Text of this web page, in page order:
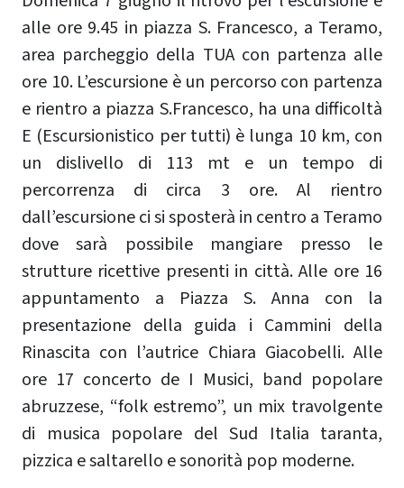
alle ore 9.45 in piazza S. Francesco, a Teramo,
area parcheggio della TUA con partenza alle
ore 10. L’escursione è un percorso con partenza
e rientro a piazza S.Francesco, ha una difficoltà
E (Escursionistico per tutti) è lunga 10 km, con
un dislivello di 113 mt e un tempo di
percorrenza di circa 3 ore. Al rientro
dall’escursione ci si sposterà in centro a Teramo
dove sarà possibile mangiare presso le
strutture ricettive presenti in città. Alle ore 16
appuntamento a Piazza S. Anna con la
presentazione della guida i Cammini della
Rinascita con l’autrice Chiara Giacobelli. Alle
ore 17 concerto de I Musici, band popolare
abruzzese, “folk estremo”, un mix travolgente
di musica popolare del Sud Italia taranta,
pizzica e saltarello e sonorità pop moderne.